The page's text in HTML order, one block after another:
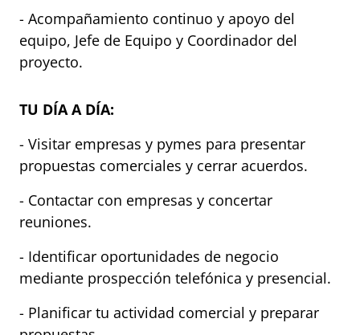
- Acompañamiento continuo y apoyo del
equipo, Jefe de Equipo y Coordinador del
proyecto.
TU DÍA A DÍA:
- Visitar empresas y pymes para presentar
propuestas comerciales y cerrar acuerdos.
- Contactar con empresas y concertar
reuniones.
- Identificar oportunidades de negocio
mediante prospección telefónica y presencial.
- Planificar tu actividad comercial y preparar